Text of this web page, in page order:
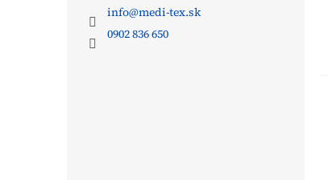
info@medi-tex.sk
0902 836 650